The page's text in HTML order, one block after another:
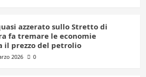
azzerato sullo Stretto di
fa tremare le economie
il prezzo del petrolio
2026 0